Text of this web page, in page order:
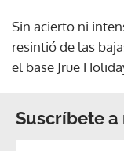
Sin acierto ni
resintió de las
el base Jrue
Suscríbete